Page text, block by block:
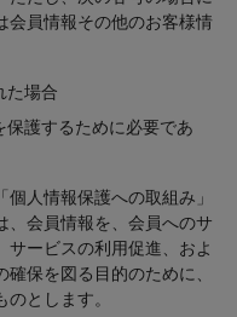
会員情報その他のお客様情
た場合
護するために必要であ
人情報保護への取組み」
、会員情報を、会員へのサ
サービスの利用促進、およ
保を図る目的のために、
とします。